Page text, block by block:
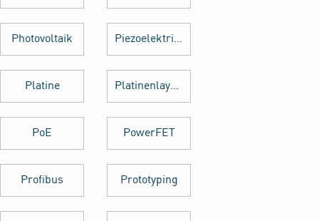
Photovoltaik Piezoelektrischer Sensor
Platine Platinenlayout
PoE PowerFET
Profibus Prototyping